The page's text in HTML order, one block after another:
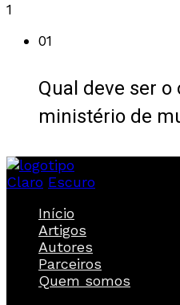
1
01
Qual deve ser
ministério de
Claro Escuro
Início
Artigos
Autores
Parceiros
Quem somos